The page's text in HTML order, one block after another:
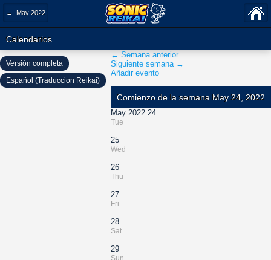
← May 2022
Calendarios
← Semana anterior
Siguiente semana →
Añadir evento
Comienzo de la semana May 24, 2022
May 2022 24
Tue
25
Wed
26
Thu
27
Fri
28
Sat
29
Sun
Versión completa
Español (Traduccion Reikai)